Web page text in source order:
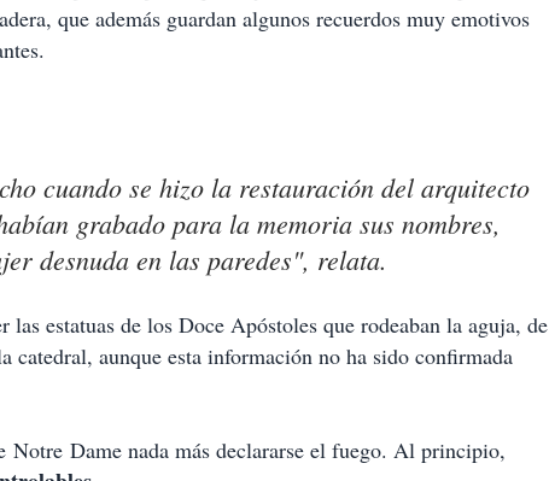
que además guardan algunos recuerdos muy emotivos
cuando se hizo la restauración del arquitecto
grabado para la memoria sus nombres,
desnuda en las paredes", relata.
estatuas de los Doce Apóstoles que rodeaban la aguja, de
aunque esta información no ha sido confirmada
Dame nada más declararse el fuego. Al principio,